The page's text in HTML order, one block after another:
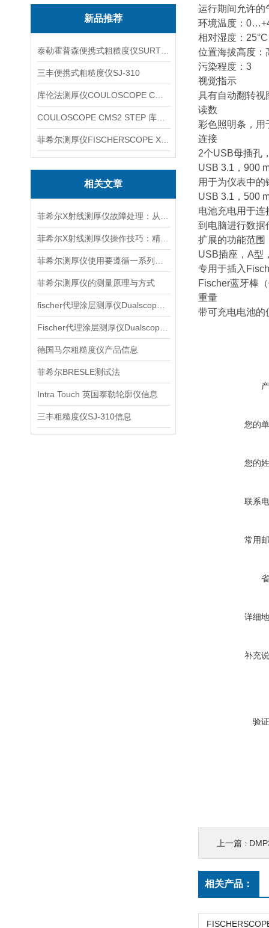
新品推荐
三丰便携式粗糙度仪SJ-310
相关文章
菲希尔测厚仪的测量原理与方式
德国马尔粗糙度仪产品信息
菲希尔BRESLE测试法
Intra Touch 英国泰勒轮廓仪信息
三丰粗糙度仪SJ-310信息
运行期间允许的
环境温度：
相对湿度：
位置海拔高度：
污染程度：3
视觉指示
具有自动翻转视
读数
彩色照明条，用
连接
2个USB母插孔
USB 3.1，900
用于为仪表中
USB 3.1，500
电池充电用于连
到电脑进行数据
扩展的功能范围
USB插座，A型
专用于插入
Fischer蓝牙棒
重量
带可充电电池的
您的
您的
联系
常用
详细
补充
验
上一篇 :
相关产品：